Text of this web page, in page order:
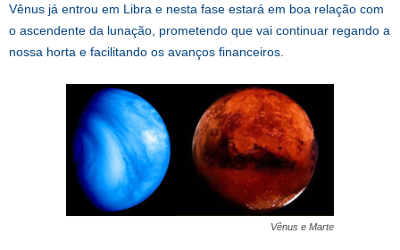
Vênus já entrou em Libra e nesta fase estará em boa relação com
o ascendente da lunação, prometendo que vai continuar regando a
nossa horta e facilitando os avanços financeiros.
Vênus e Marte